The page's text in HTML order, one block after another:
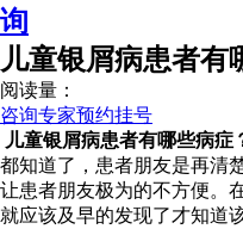
询
儿童银屑病患者有
阅读量：
咨询专家预约挂号
儿童银屑病患者有哪些病症
都知道了，患者朋友是再清
让患者朋友极为的不方便。
就应该及早的发现了才知道